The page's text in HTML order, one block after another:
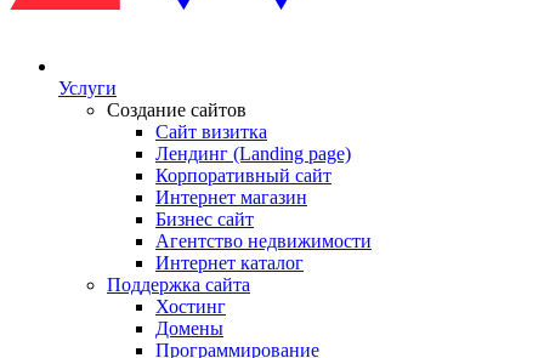
Услуги
Создание сайтов
Сайт визитка
Лендинг (Landing page)
Корпоративный сайт
Интернет магазин
Бизнес сайт
Агентство недвижимости
Интернет каталог
Поддержка сайта
Хостинг
Домены
Программирование